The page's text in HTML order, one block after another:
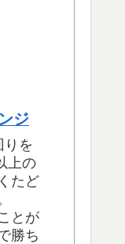
ジ
りを
上の
たど
とが
勝ち